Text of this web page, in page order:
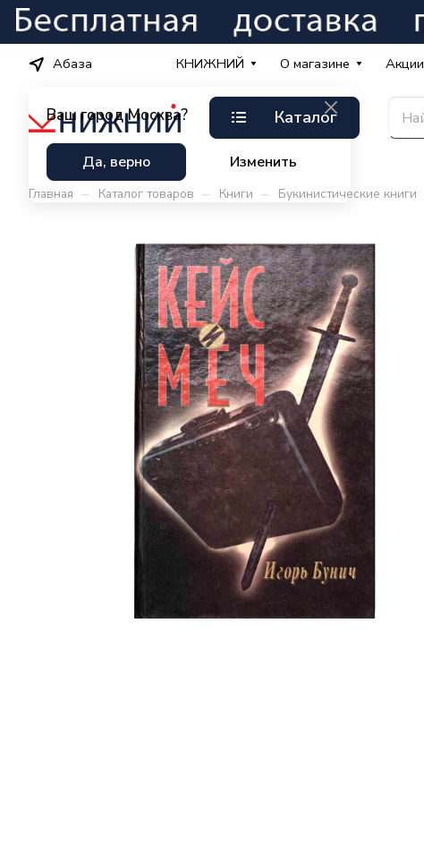
Абаза
Ваш город Москва?
Да, верно Изменить
КНИЖНИЙ О магазине Акции
Каталог
Главная – Каталог товаров – Книги – Букинистические книги